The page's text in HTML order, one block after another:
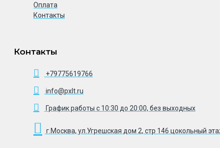
Оплата
Контакты
Контакты
+79775619766
info@pxlt.ru
График работы с 10:30 до 20:00, без выходных
г.Москва, ул.Угрешская дом 2, стр 146 цокольный